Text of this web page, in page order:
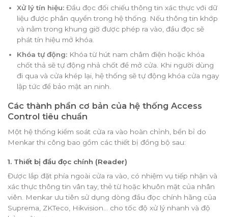
Xử lý tín hiệu:Đầu đọc đối chiếu thông tin xác thực với dữ
liệu được phân quyền trong hệ thống. Nếu thông tin khớp
và nằm trong khung giờ được phép ra vào, đầu đọc sẽ
phát tín hiệu mở khóa.
Khóa tự động:Khóa từ hút nam châm điện hoặc khóa
chốt thả sẽ tự động nhả chốt để mở cửa. Khi người dùng
đi qua và cửa khép lại, hệ thống sẽ tự động khóa cửa ngay
lập tức để bảo mật an ninh.
Các thành phần cơ bản của hệ thống Access
Control tiêu chuẩn
Một hệ thống kiểm soát cửa ra vào hoàn chỉnh, bền bỉ do
Menkar thi công bao gồm các thiết bị đồng bộ sau:
1. Thiết bị đầu đọc chính (Reader)
Được lắp đặt phía ngoài cửa ra vào, có nhiệm vụ tiếp nhận và
xác thực thông tin vân tay, thẻ từ hoặc khuôn mặt của nhân
viên. Menkar ưu tiên sử dụng dòng đầu đọc chính hãng của
Suprema, ZKTeco, Hikvision… cho tốc độ xử lý nhanh và độ